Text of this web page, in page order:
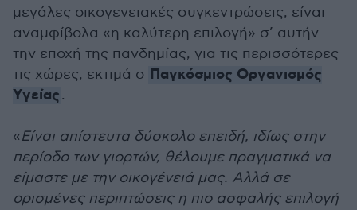
μεγάλες οικογενειακές συγκεντρώσεις, είναι
αναμφίβολα «η καλύτερη επιλογή» σ’ αυτήν
την εποχή της πανδημίας, για τις περισσότερες
τις χώρες, εκτιμά ο Παγκόσμιος Οργανισμός
Υγείας.
«Είναι απίστευτα δύσκολο επειδή, ιδίως στην
περίοδο των γιορτών, θέλουμε πραγματικά να
είμαστε με την οικογένειά μας. Αλλά σε
ορισμένες περιπτώσεις η πιο ασφαλής επιλογή